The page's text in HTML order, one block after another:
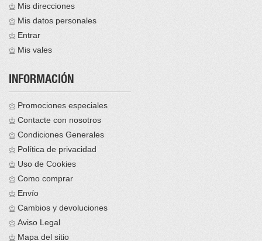
Mis direcciones
Mis datos personales
Entrar
Mis vales
INFORMACIÓN
Promociones especiales
Contacte con nosotros
Condiciones Generales
Política de privacidad
Uso de Cookies
Como comprar
Envío
Cambios y devoluciones
Aviso Legal
Mapa del sitio